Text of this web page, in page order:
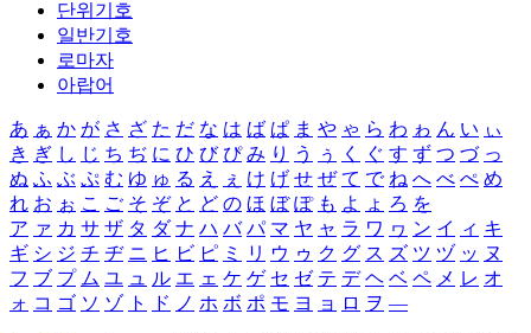
단위기호
일반기호
로마자
아랍어
あ ぁ か が さ ざ た だ な は ば ぱ ま や ゃ ら わ ゎ ん い ぃ
き ぎ し じ ち ぢ に ひ び ぴ み り う ぅ く ぐ す ず つ づ っ
ぬ ふ ぶ ぷ む ゆ ゅ る え ぇ け げ せ ぜ て で ね へ べ ぺ め
れ お ぉ こ ご そ ぞ と ど の ほ ぼ ぽ も よ ょ ろ を
ア ァ カ サ ザ タ ダ ナ ハ バ パ マ ヤ ャ ラ ワ ヮ ン イ ィ キ
ギ シ ジ チ ヂ ニ ヒ ビ ピ ミ リ ウ ゥ ク グ ス ズ ツ ヅ ッ ヌ
フ ブ プ ム ユ ュ ル エ ェ ケ ゲ セ ゼ テ デ ヘ ベ ペ メ レ オ
ォ コ ゴ ソ ゾ ト ド ノ ホ ボ ポ モ ヨ ョ ロ ヲ ―